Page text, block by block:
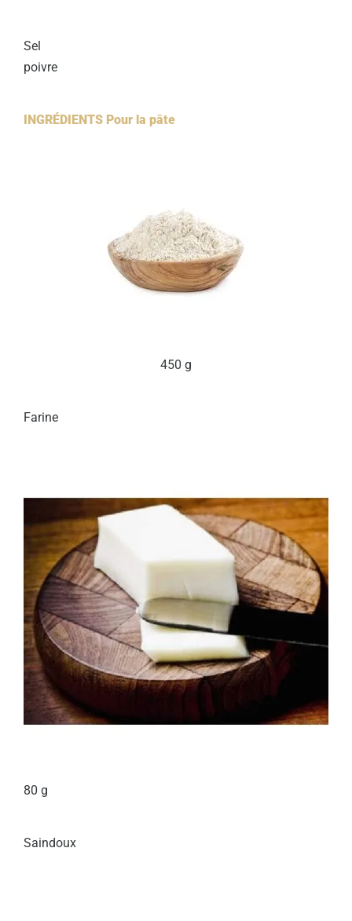
Sel
poivre
INGRÉDIENTS Pour la pâte
450 g
Farine
80 g
Saindoux